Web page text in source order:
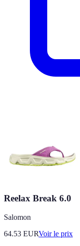
Reelax Break 6.0
Salomon
64.53 EURVoir le prix